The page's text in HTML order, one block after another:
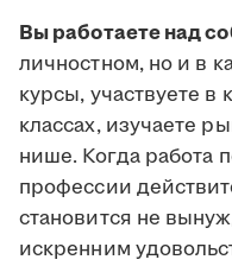
Вы работаете над
личностном, но и в
курсы, участвуете
классах, изучаете
нише. Когда работа
профессии
становится не
искренним